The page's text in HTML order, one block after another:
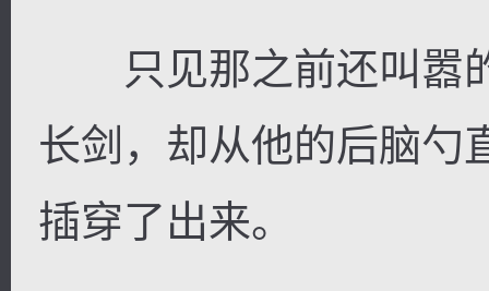
只见那之前还叫嚣
长剑，却从他的后脑勺
插穿了出来。